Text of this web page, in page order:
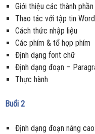
Giới thiệu các thành
Thao tác với tập tin
Cách thức nhập liệu
Các phím & tổ hợp phím
Định dạng font chữ
Định dạng đoạn –
Thực hành
Buổi 2
Định dạng đoạn nâng